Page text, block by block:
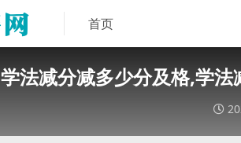
首页
学法减分减多少分及格,学